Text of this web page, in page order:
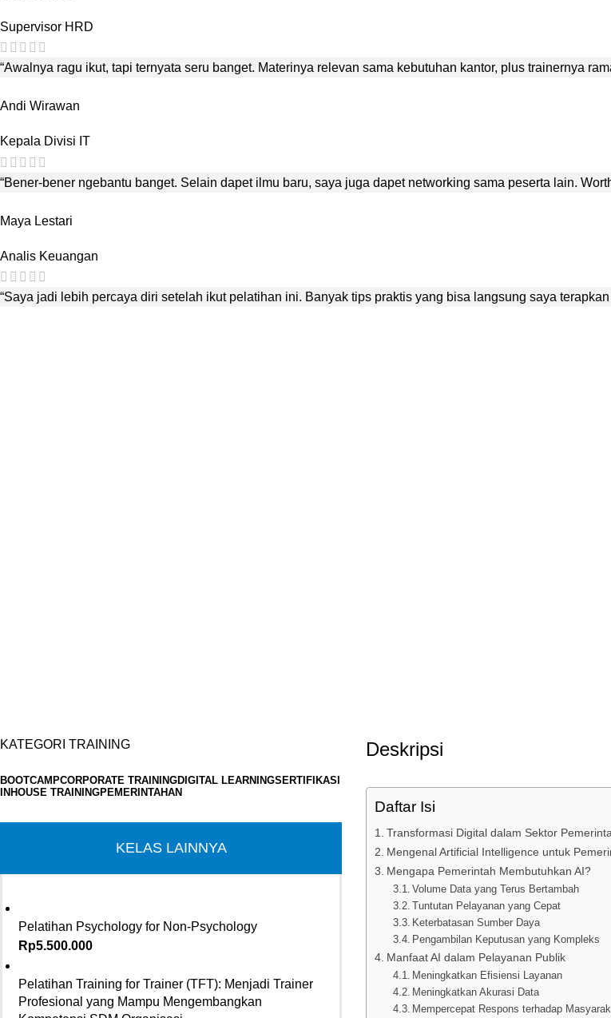
Supervisor HRD
“Awalnya ragu ikut, tapi ternyata seru banget. Materinya relevan sama kebutuhan kantor, plus trainernya
Andi Wirawan
Kepala Divisi IT
“Bener-bener ngebantu banget. Selain dapet ilmu baru, saya juga dapet networking sama peserta lain.
Maya Lestari
Analis Keuangan
“Saya jadi lebih percaya diri setelah ikut pelatihan ini. Banyak tips praktis yang bisa langsung saya terapkan
KATEGORI TRAINING
BOOTCAMPCORPORATE TRAININGDIGITAL LEARNINGSERTIFIKASI
INHOUSE TRAININGPEMERINTAHAN
KELAS LAINNYA
Pelatihan Psychology for Non-Psychology
Rp5.500.000
Pelatihan Training for Trainer (TFT): Menjadi Trainer
Profesional yang Mampu Mengembangkan
Deskripsi
Daftar Isi
Transformasi Digital dalam Sektor
Mengenal Artificial Intelligence untuk
Mengapa Pemerintah Membutuhkan AI?
Volume Data yang Terus Bertambah
Tuntutan Pelayanan yang Cepat
Keterbatasan Sumber Daya
Pengambilan Keputusan yang Kompleks
Manfaat AI dalam Pelayanan Publik
Meningkatkan Efisiensi Layanan
Meningkatkan Akurasi Data
Mempercepat Respons terhadap